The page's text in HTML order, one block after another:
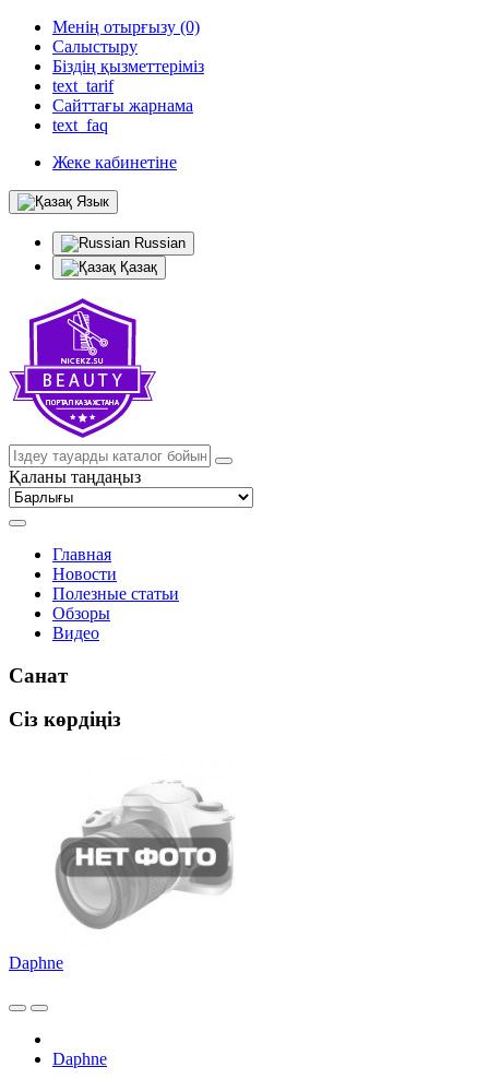
Менің отырғызу (0)
Салыстыру
Біздің қызметтеріміз
text_tarif
Сайттағы жарнама
text_faq
Жеке кабинетіне
Язык
Russian
Қазақ
Қаланы таңдаңыз
Главная
Новости
Полезные статьи
Обзоры
Видео
Санат
Сіз көрдіңіз
Daphne
Daphne